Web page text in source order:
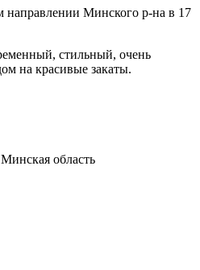
направлении Минского р-на в 17
стильный, очень
на красивые закаты.
область